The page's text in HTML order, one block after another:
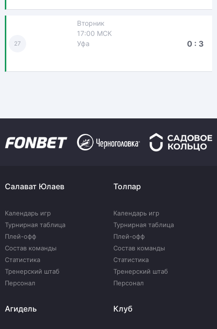
27
Вторник
17:00 МСК
Уфа
0 : 3
Салават Юлаев
Календарь игр
Турнирная таблица
Плей-офф
Состав команды
Статистика
Тренерский штаб
Персонал
Толпар
Календарь игр
Турнирная таблица
Плей-офф
Состав команды
Статистика
Тренерский штаб
Персонал
Агидель Клуб